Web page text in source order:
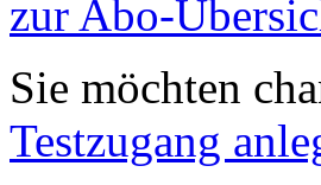
zur Abo-
Sie möchten
Testzugang